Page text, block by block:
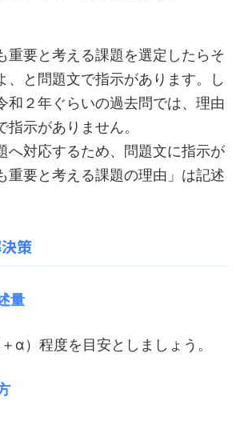
要と考える課題を選定したらそ
、と問題文で指示があります。し
和２年ぐらいの過去問では、理由
示がありません。
対応するため、問題文に指示が
重要と考える課題の理由」は記述
策
量
α）程度を目安としましょう。